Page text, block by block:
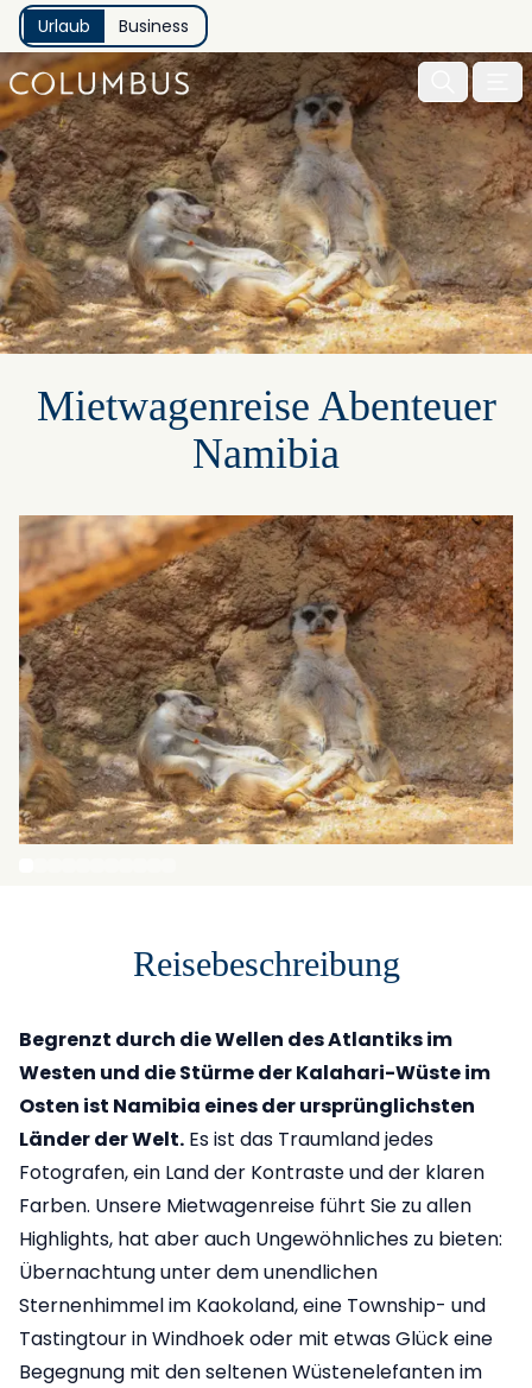
Urlaub Business
Mietwagenreise Abenteuer
Namibia
Reisebeschreibung
Begrenzt durch die Wellen des Atlantiks im
Westen und die Stürme der Kalahari-Wüste im
Osten ist Namibia eines der ursprünglichsten
Länder der Welt. Es ist das Traumland jedes
Fotografen, ein Land der Kontraste und der klaren
Farben. Unsere Mietwagenreise führt Sie zu allen
Highlights, hat aber auch Ungewöhnliches zu bieten:
Übernachtung unter dem unendlichen
Sternenhimmel im Kaokoland, eine Township- und
Tastingtour in Windhoek oder mit etwas Glück eine
Begegnung mit den seltenen Wüstenelefanten im